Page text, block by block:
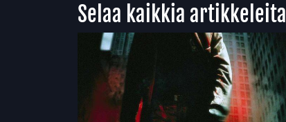
Selaa kaikkia artikkeleita